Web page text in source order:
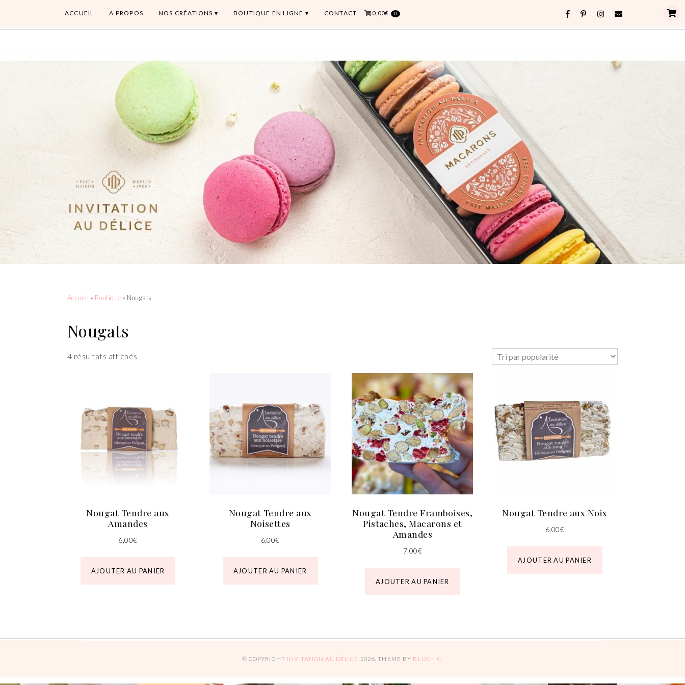
ACCUEIL A PROPOS NOS CRÉATIONS BOUTIQUE EN LIGNE CONTACT 0,00€ 0
Accueil » Boutique » Nougats
Nougats
4 résultats affichés
Nougat Tendre aux
Amandes
6,00€
AJOUTER AU PANIER
Nougat Tendre aux
Noisettes
6,00€
AJOUTER AU PANIER
Nougat Tendre Framboises,
Pistaches, Macarons et
Amandes
7,00€
AJOUTER AU PANIER
Nougat Tendre aux Noix
6,00€
AJOUTER AU PANIER
© COPYRIGHT INVITATION AU DÉLICE 2026 . THEME BY BLUCHIC